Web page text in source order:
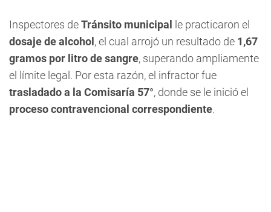
Inspectores deTránsito municipal
le practicaron el
dosaje de alcohol , el cual arrojó un resultado de 1,67
gramos por litro de sangre, superando ampliamente
el límite legal. Por esta razón, el infractor fue
trasladado a la Comisaría 57°, donde se le inició el
proceso contravencional correspondiente.